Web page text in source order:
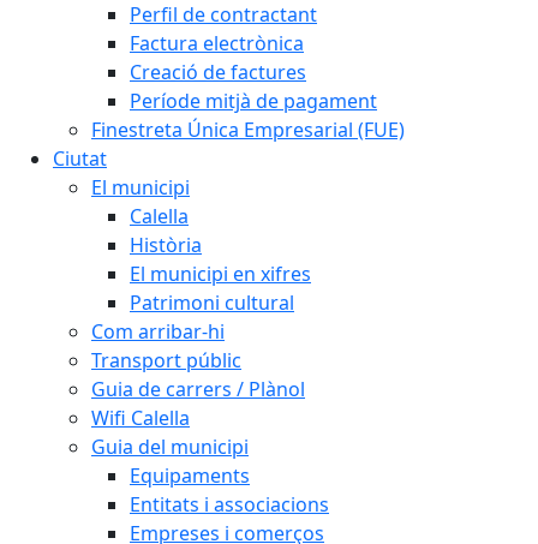
Perfil de contractant
Factura electrònica
Creació de factures
Període mitjà de pagament
Finestreta Única Empresarial (FUE)
Ciutat
El municipi
Calella
Història
El municipi en xifres
Patrimoni cultural
Com arribar-hi
Transport públic
Guia de carrers / Plànol
Wifi Calella
Guia del municipi
Equipaments
Entitats i associacions
Empreses i comerços